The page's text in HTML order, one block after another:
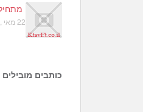
22 מאי , 2011
כותבים מובילים